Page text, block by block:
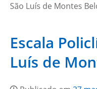
São Luís de Montes
Escala
Luís de